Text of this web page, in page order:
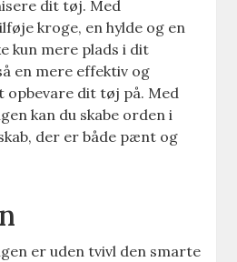
dit tøj. Med
kroge, en hylde og en
kun mere plads i dit
en mere effektiv og
opbevare dit tøj på. Med
kan du skabe orden i
der er både pænt og
er uden tvivl den smarte